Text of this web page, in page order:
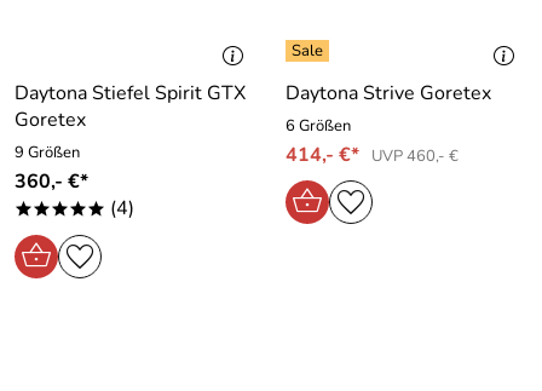
Daytona Stiefel Spirit GTX
Goretex
9 Größen
360,- €*
***** (4)
Daytona Strive Goretex
6 Größen
414,- €* UVP 460,- €